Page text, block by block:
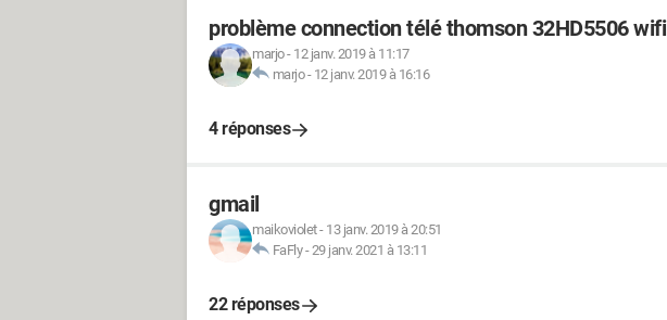
problème connection télé thomson 32HD5506 wifi
marjo- 12 janv. 2019 à 11:17
marjo- 12 janv. 2019 à 16:16
4 réponses
gmail
maikoviolet- 13 janv. 2019 à 20:51
FaFly-29 janv. 2021 à 13:11
22 réponses